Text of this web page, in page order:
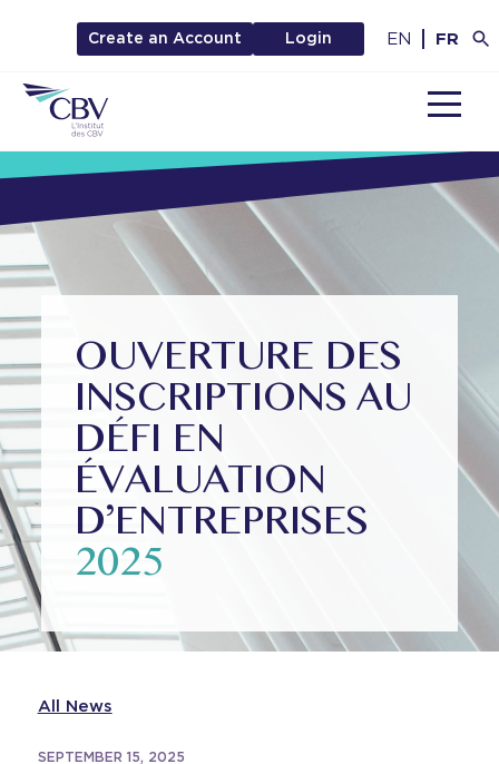
Create an Account Login EN FR
OUVERTURE DES
INSCRIPTIONS AU
DÉFI EN
ÉVALUATION
D’ENTREPRISES
2025
All News
SEPTEMBER 15, 2025